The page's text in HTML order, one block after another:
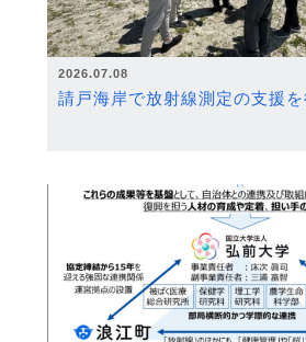
2026.07.08
請戸海岸で放射線測定の支援を